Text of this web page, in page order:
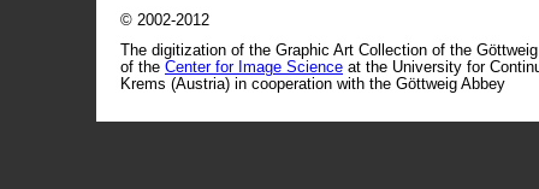
© 2002-2012
The digitization of the Graphic Art Collection of the
of the Center for Image Science at the University for
Krems (Austria) in cooperation with the Göttweig Abbey